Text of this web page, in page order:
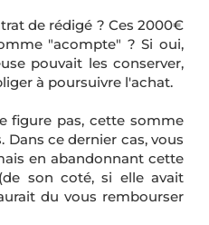
de rédigé ? Ces 2000€
"acompte" ? Si oui,
pouvait les conserver,
à poursuivre l'achat.
figure pas, cette somme
Dans ce dernier cas, vous
en abandonnant cette
son coté, si elle avait
du vous rembourser